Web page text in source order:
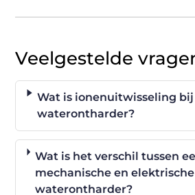
Veelgestelde
Wat is ionenuitwisseling bij
waterontharder?
Wat is het verschil tussen
mechanische en elektrische
waterontharder?